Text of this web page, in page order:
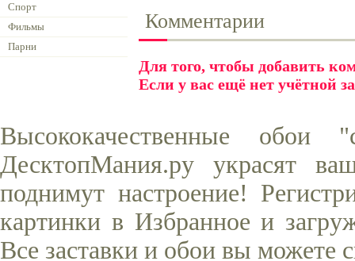
Спорт
Фильмы
Парни
Комментарии
Для того, чтобы добавить
Если у вас ещё нет учётной
Высококачественные
ДесктопМания.ру украсят
поднимут настроение!
картинки в Избранное и
Все заставки и обои вы можете